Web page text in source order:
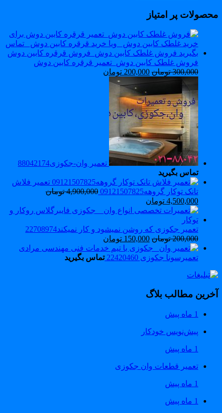
پر امتیاز
فروش غلطک کابین دوش_تعمیر قرقره کابین دوش
300,000 تومان 200,000 تومان
تعمیر وان-جکوزی88042174
تماس بگیرید
تعمیر فلاش
تانک توکار گروهه09121507825
4,900,000 تومان
4,500,000 تومان
تعمیر جکوزی که روشن نمیشود و کار نمیکند22708974
200,000 تومان 150,000 تومان
تعمیرسونا جکوزی 22420460 تماس بگیرید
مطالب بلاگ
1 ماه پیش
پیش‌نویس خودکار
تعمیر قطعات وان جکوزی
1 ماه پیش